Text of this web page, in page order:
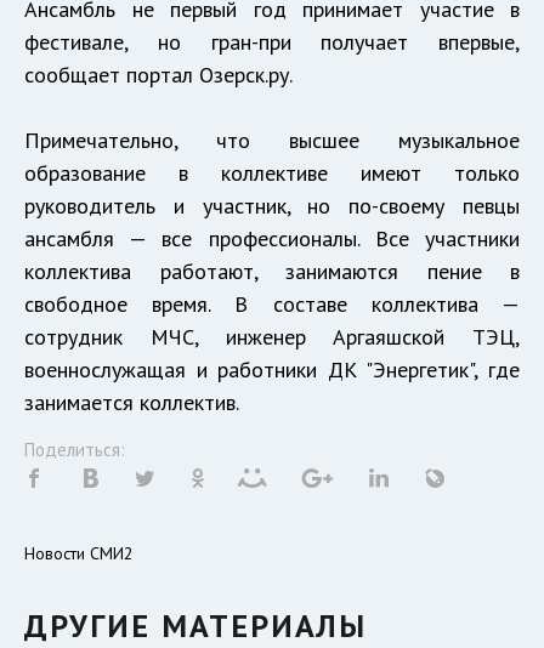
Ансамбль не первый год принимает участие в
фестивале, но гран-при получает впервые,
сообщает портал Озерск.ру.
Примечательно, что высшее музыкальное
образование в коллективе имеют только
руководитель и участник, но по-своему певцы
ансамбля — все профессионалы. Все участники
коллектива работают, занимаются пение в
свободное время. В составе коллектива —
сотрудник МЧС, инженер Аргаяшской ТЭЦ,
военнослужащая и работники ДК "Энергетик", где
занимается коллектив.
Поделиться:
Новости СМИ2
ДРУГИЕ МАТЕРИАЛЫ